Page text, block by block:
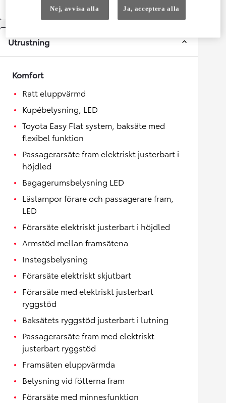
Utrustning
Komfort
Ratt eluppvärmd
Kupébelysning, LED
Toyota Easy Flat system, baksäte med
flexibel funktion
Passagerarsäte fram elektriskt justerbart i
höjdled
Bagagerumsbelysning LED
Läslampor förare och passagerare fram,
LED
Förarsäte elektriskt justerbart i höjdled
Armstöd mellan framsätena
Instegsbelysning
Förarsäte elektriskt skjutbart
Förarsäte med elektriskt justerbart
ryggstöd
Baksätets ryggstöd justerbart i lutning
Passagerarsäte fram med elektriskt
justerbart ryggstöd
Framsäten eluppvärmda
Belysning vid fötterna fram
Förarsäte med minnesfunktion
Nej, avvisa alla Ja, acceptera alla